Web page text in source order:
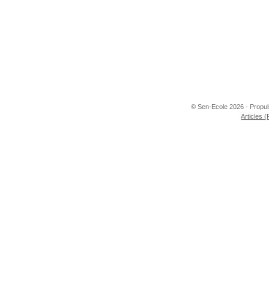
© Sen-Ecole 2026 -
Articles